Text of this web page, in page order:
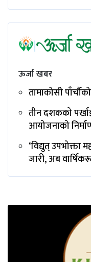
ऊर्जा खबर
तामाकोसी
तीन दशकको
आयोजनाको
‘विद्युत् उपभोक्ता
जारी, अब